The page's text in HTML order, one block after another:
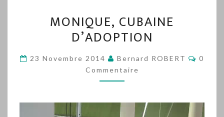
CUBAINE
D’ADOPTION
MONIQUE, CUBAINE
D’ADOPTION
23 Novembre 2014 Bernard ROBERT
0
Commentaire